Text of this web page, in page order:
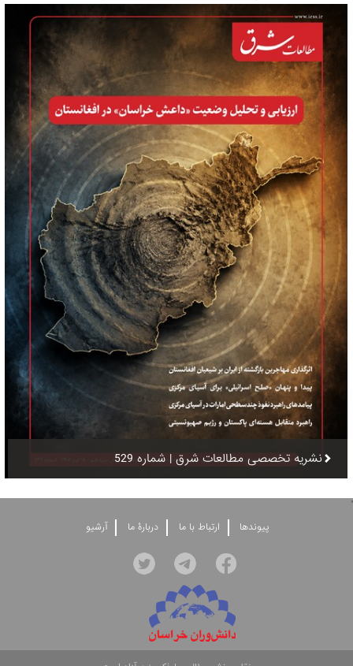
نشریه تخصصی مطالعات شرق | شماره 529
'
پيوندها ارتباط با ما دربارۀ ما آرشيو